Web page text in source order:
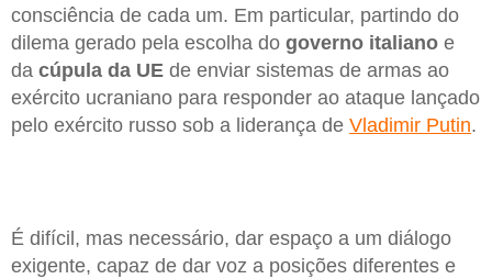
consciência de cada um. Em particular, partindo do
dilema gerado pela escolha do governo italiano e
da cúpula da UE de enviar sistemas de armas ao
exército ucraniano para responder ao ataque lançado
pelo exército russo sob a liderança de Vladimir Putin.
É difícil, mas necessário, dar espaço a um diálogo
exigente, capaz de dar voz a posições diferentes e